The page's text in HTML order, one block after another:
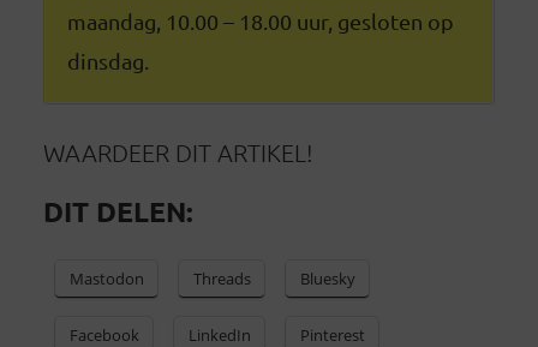
maandag, 10.00 – 18.00 uur, gesloten op
dinsdag.
WAARDEER DIT ARTIKEL!
DIT DELEN:
Mastodon Threads Bluesky
Facebook LinkedIn Pinterest